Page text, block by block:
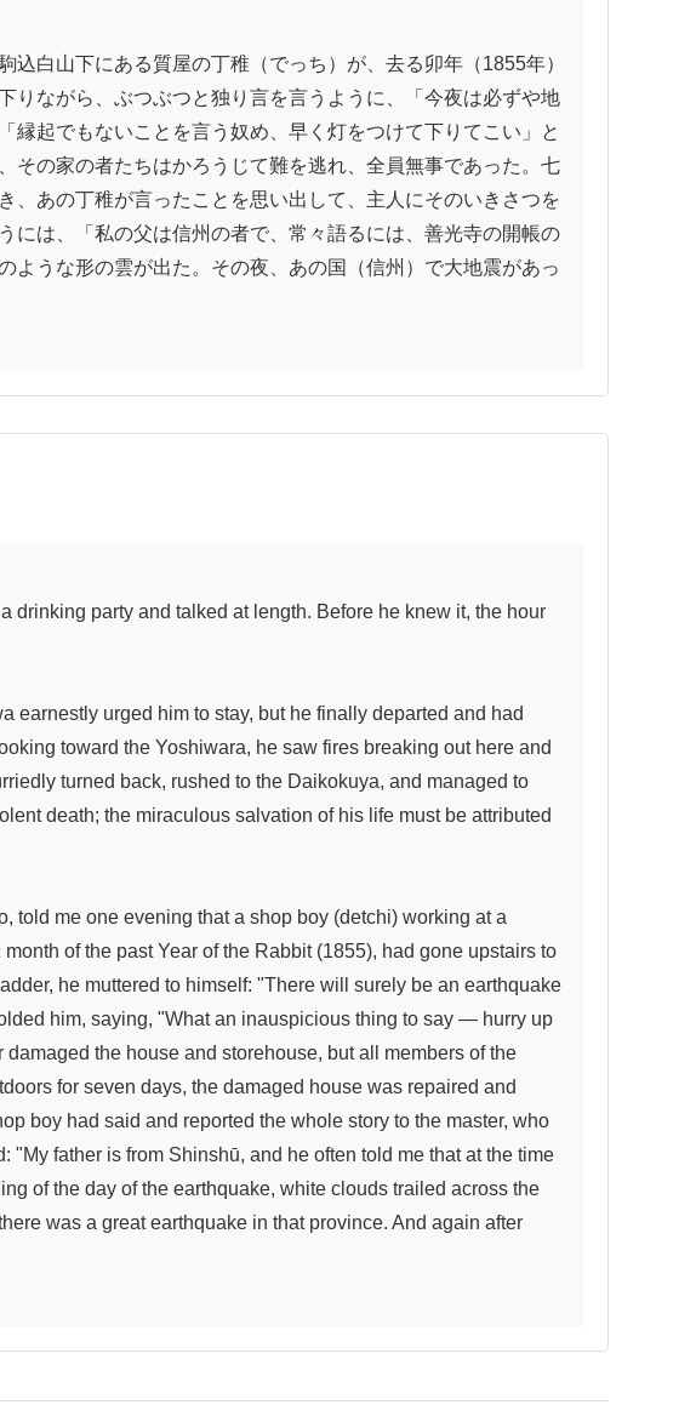
白山下にある質屋の丁稚（でっち）が、去る卯年（1855年）
りながら、ぶつぶつと独り言を言うように、「今夜は必ずや地
起でもないことを言う奴め、早く灯をつけて下りてこい」と
その家の者たちはかろうじて難を逃れ、全員無事であった。七
、あの丁稚が言ったことを思い出して、主人にそのいきさつを
には、「私の父は信州の者で、常々語るには、善光寺の開帳の
うな形の雲が出た。その夜、あの国（信州）で大地震があっ
urged him to stay, but he finally departed and had
toward the Yoshiwara, he saw fires breaking out here and
turned back, rushed to the Daikokuya, and managed to
death; the miraculous salvation of his life must be attributed
told me one evening that a shop boy (detchi) working at a
of the past Year of the Rabbit (1855), had gone upstairs to
he muttered to himself: "There will surely be an earthquake
him, saying, "What an inauspicious thing to say — hurry up
the house and storehouse, but all members of the
for seven days, the damaged house was repaired and
boy had said and reported the whole story to the master, who
father is from Shinshū, and he often told me that at the time
of the day of the earthquake, white clouds trailed across the
was a great earthquake in that province. And again after